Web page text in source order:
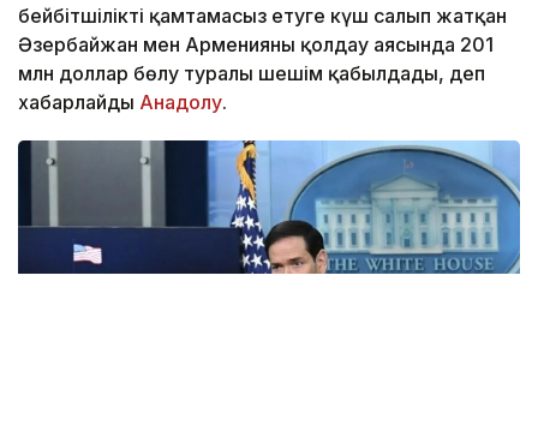
бейбітшілікті қамтамасыз етуге күш салып жатқан
Әзербайжан мен Арменияны қолдау аясында 201
млн доллар бөлу туралы шешім қабылдады, деп
хабарлайды Анадолу.